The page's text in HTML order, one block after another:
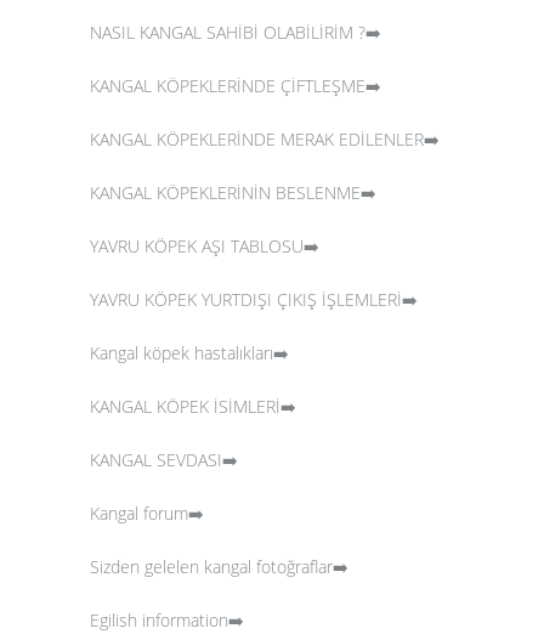
NASIL KANGAL SAHİBİ OLABİLİRİM ?➡️
KANGAL KÖPEKLERİNDE ÇİFTLEŞME➡️
KANGAL KÖPEKLERİNDE MERAK EDİLENLER➡️
KANGAL KÖPEKLERİNİN BESLENME➡️
YAVRU KÖPEK AŞI TABLOSU➡️
YAVRU KÖPEK YURTDIŞI ÇIKIŞ İŞLEMLERİ➡️
Kangal köpek hastalıkları➡️
KANGAL KÖPEK İSİMLERİ➡️
KANGAL SEVDASI➡️
Kangal forum➡️
Sizden gelelen kangal fotoğraflar➡️
Egilish information➡️